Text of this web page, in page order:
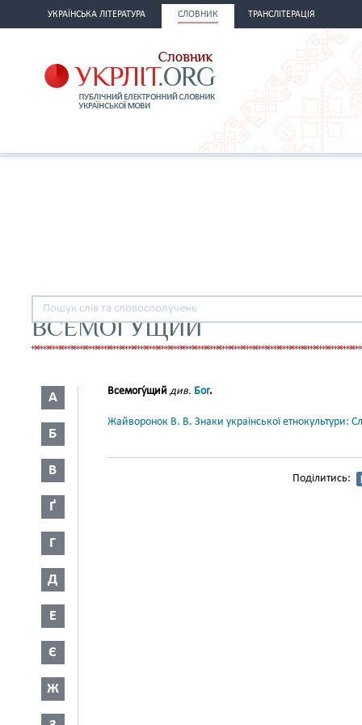
УКРАЇНСЬКА ЛІТЕРАТУРА СЛОВНИК ТРАНСЛІТЕРАЦІЯ
ВСЕМОГУЩИЙ
А
Б
В
Ґ
Г
Д
Е
Є
Ж
Всемогу́щий див. Бог.
Жайворонок В. В. Знаки української етнокультури:
Поділитись: